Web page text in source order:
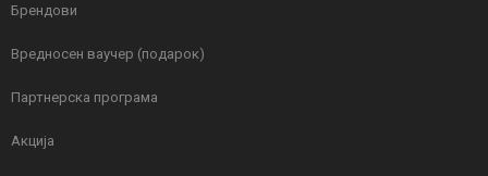
Брендови
Вредносен ваучер (подарок)
Партнерска програма
Акција